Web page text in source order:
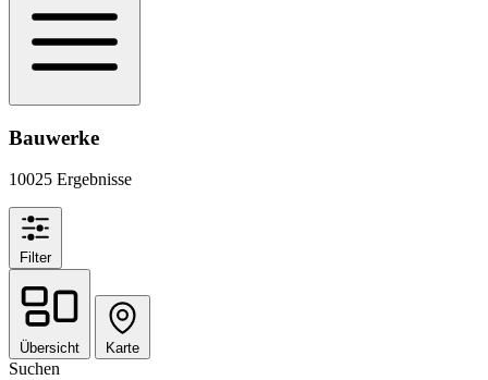
Bauwerke
10025 Ergebnisse
Filter
Übersicht Karte
Suchen